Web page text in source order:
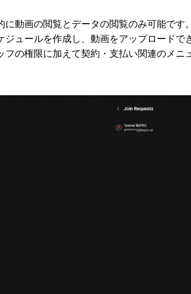
に動画の閲覧とデータの閲覧のみ可能です
ジュールを作成し、動画をアップロードで
フの権限に加えて契約・支払い関連のメニ